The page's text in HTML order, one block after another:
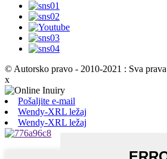
© Autorsko pravo - 2010-2021 : Sva
x
Pošaljite e-mail
Wendy-XRL ležaj
Wendy-XRL ležaj